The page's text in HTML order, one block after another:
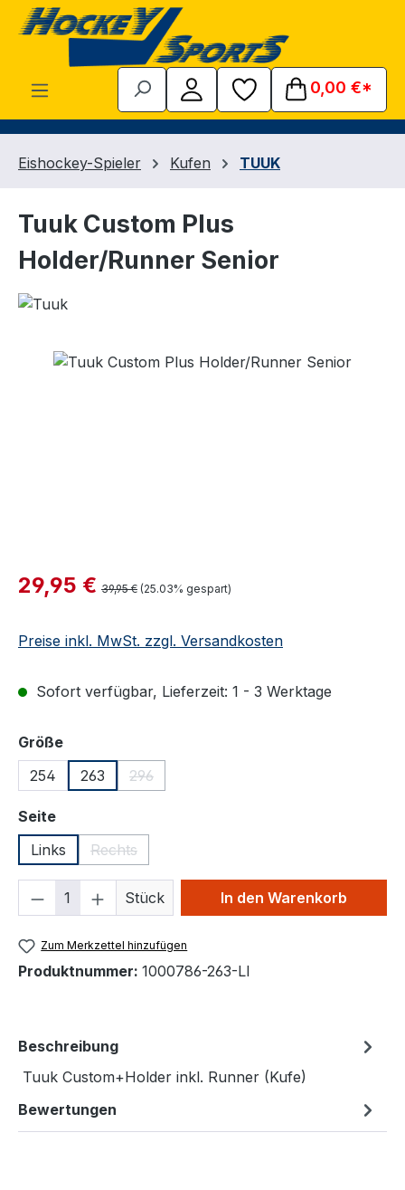
Zum Hauptinhalt springen
0,00 €*
Eishockey-Spieler Kufen TUUK
Tuuk Custom Plus
Holder/Runner Senior
Bildergalerie überspringen
Verkaufspreis:
29,95 € Regulärer Preis:
39,95 € (25.03% gespart)
Preise inkl. MwSt. zzgl. Versandkosten
Sofort verfügbar, Lieferzeit: 1 - 3 Werktage
Größeauswählen
254
263 296
(Diese Option ist zurzeit nicht verfügbar.)
Seiteauswählen
Links
Rechts
(Diese Option ist zurzeit nicht verfügbar.)
Produkt Anzahl: Gib den
Stück In den Warenkorb
Zum Merkzettel hinzufügen
Produktnummer: 1000786-263-LI
Beschreibung
Tuuk Custom+Holder inkl. Runner (Kufe)
Bewertungen